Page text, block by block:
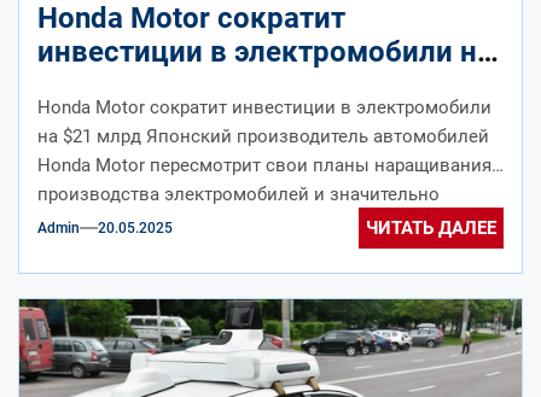
Honda Motor сократит
инвестиции в электромобили на
Honda Motor сократит инвестиции в электромобили
на $21 млрд Японский производитель автомобилей
Honda Motor пересмотрит свои планы наращивания
производства электромобилей и значительно
сократит инвестиции в...
Admin 20.05.2025 ЧИТАТЬ ДАЛЕЕ